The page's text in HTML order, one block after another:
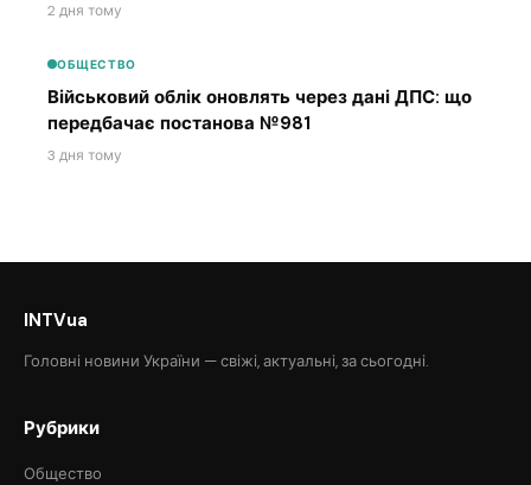
2 дня тому
ОБЩЕСТВО
Військовий облік оновлять через дані ДПС: що
передбачає постанова №981
3 дня тому
INTVua
Головні новини України — свіжі, актуальні, за сьогодні.
Рубрики
Общество